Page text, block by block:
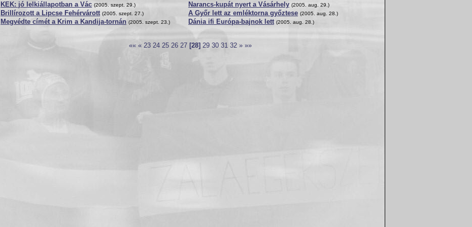
KEK: jó lelkiállapotban a Vác (2005. szept. 29.)
Brillírozott a Lipcse Fehérvárott (2005. szept. 27.)
Megvédte címét a Krim a Kandija-tornán (2005. szept. 23.)
Narancs-kupát nyert a Vásárhely (2005. aug. 29.)
A Győr lett az emléktorna győztese (2005. aug. 28.)
Dánia ifi Európa-bajnok lett (2005. aug. 28.)
«« « 23 24 25 26 27[28] 29 30 31 32 » »»